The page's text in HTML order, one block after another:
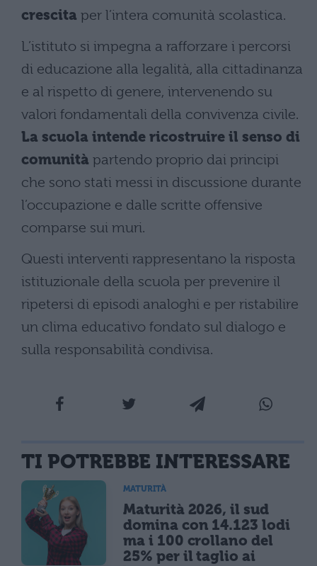
crescita per l’intera comunità scolastica.
L’istituto si impegna a rafforzare i percorsi
di educazione alla legalità, alla cittadinanza
e al rispetto di genere, intervenendo su
valori fondamentali della convivenza civile.
La scuola intende ricostruire il senso di
comunità partendo proprio dai principi
che sono stati messi in discussione durante
l’occupazione e dalle scritte offensive
comparse sui muri.
Questi interventi rappresentano la risposta
istituzionale della scuola per prevenire il
ripetersi di episodi analoghi e per ristabilire
un clima educativo fondato sul dialogo e
sulla responsabilità condivisa.
TI POTREBBE INTERESSARE
MATURITÀ
Maturità 2026, il sud
domina con 14.123 lodi
ma i 100 crollano del
25% per il taglio ai